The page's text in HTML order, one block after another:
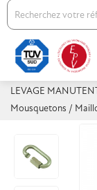
LEVAGE
Mousquetons /